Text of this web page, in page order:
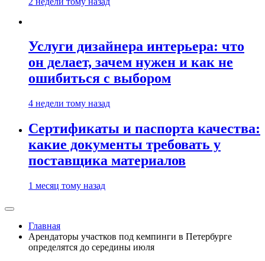
Услуги дизайнера интерьера: что
он делает, зачем нужен и как не
ошибиться с выбором
4 недели тому назад
Сертификаты и паспорта качества:
какие документы требовать у
поставщика материалов
1 месяц тому назад
Главная
Арендаторы участков под кемпинги в Петербурге
определятся до середины июля